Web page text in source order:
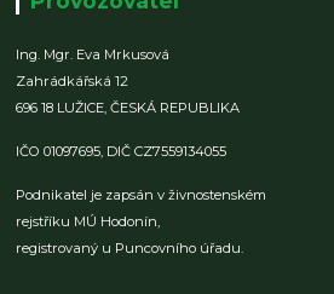
Ing. Mgr. Eva Mrkusová
Zahrádkářská 12
696 18 LUŽICE,ČESKÁ REPUBLIKA
IČO 01097695, DIČ CZ7559134055
Podnikatel je zapsán v živnostenském
rejstříku MÚ Hodonín,
registrovaný u Puncovního úřadu.